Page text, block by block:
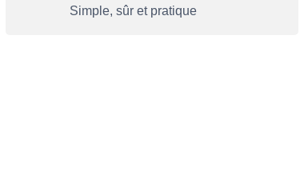
Simple, sûr et pratique